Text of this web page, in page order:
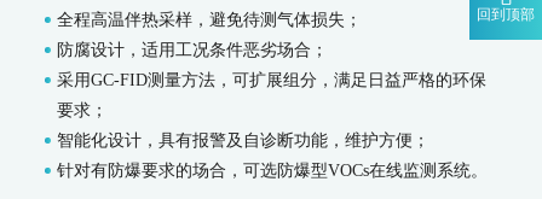
MODEL 9002-藻密度水质在线自动监测仪
污染源水质监测系统
WWMS-900AI-数智化污染源水质在线监测系统
WWMS-900-污染源水质在线监测系统
MODEL 9810-化学需氧量（CODcr）水质在线自动监测仪
MODEL 9840-总磷水质在线自动监测仪
回到顶部
全程高温伴热采样，避免待测气体损失；
防腐设计，适用工况条件恶劣场合；
采用GC-FID测量方法，可扩展组分，满足日益严格的环保
要求；
智能化设计，具有报警及自诊断功能，维护方便；
针对有防爆要求的场合，可选防爆型VOCs在线监测系统。